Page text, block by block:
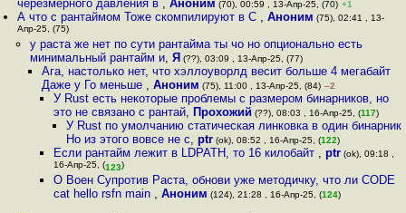
черезмерного давления в ,Аноним (70), 00:59 , 13-Апр-25, (70) +1
А что с рантаймом Тоже скомпилируют в C ,Аноним (75), 02:41 , 13-
Апр-25, (75)
у раста же нет по сути рантайма ты чо но опционально есть
минимальный рантайм и, Я (??), 03:09 , 13-Апр-25, (77)
Ага, настолько нет, что хэллоуворлд весит больше 4 мегабайт
Даже у Го меньше , Аноним (75), 11:00 , 13-Апр-25, (84) –2
У Rust есть некоторые проблемы с размером бинарников, но
это не связано с рантай, Прохожий (??), 08:03 , 16-Апр-25, (117)
У Rust по умолчанию статическая линковка в один бинарник
Но из этого вовсе не с, ptr(ok), 08:52 , 16-Апр-25, (122)
Если рантайм лежит в LDPATH, то 16 килобайт ,ptr (ok), 09:18 ,
16-Апр-25, (123)
О Воен Супротив Раста, обнови уже методичку, что ли CODE
cat hello rsfn main ,Аноним (124), 21:28 , 16-Апр-25, (124)